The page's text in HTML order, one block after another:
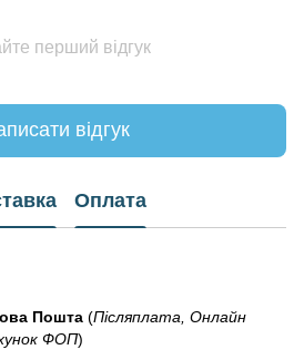
перший відгук
відгук
Оплата
Пошта (Післяплата, Онлайн
ФОП)